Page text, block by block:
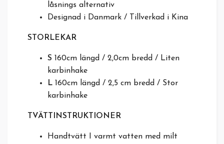
låsnings alternativ
Designad i Danmark / Tillverkad i Kina
STORLEKAR
S 160cm längd / 2,0cm bredd / Liten
karbinhake
L 160cm längd / 2,5 cm bredd / Stor
karbinhake
TVÄTTINSTRUKTIONER
Handtvätt I varmt vatten med milt